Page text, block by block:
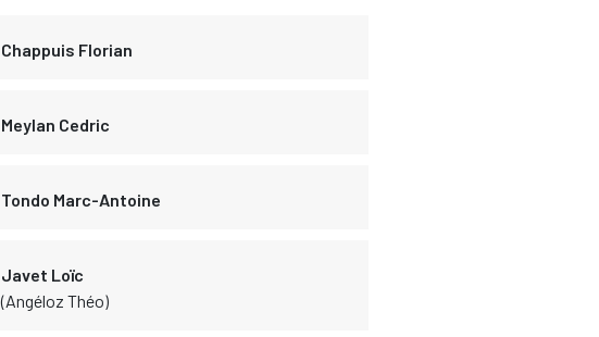
Chappuis Florian
Meylan Cedric
Tondo Marc-Antoine
Javet Loïc
(Angéloz Théo)